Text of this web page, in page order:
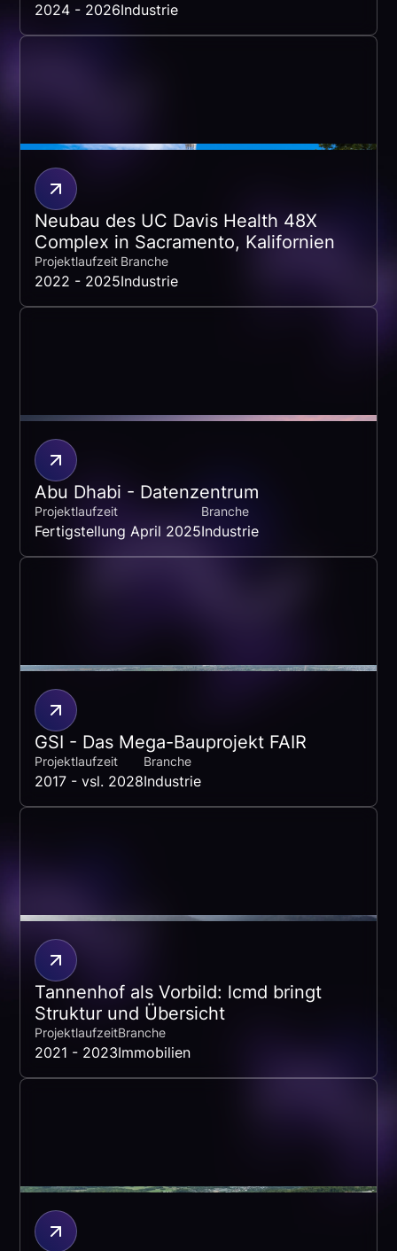
2024 - 2026Industrie
Neubau des UC Davis Health 48X
Complex in Sacramento, Kalifornien
Projektlaufzeit
2022 - 2025
Branche
Industrie
Abu Dhabi - Datenzentrum
Projektlaufzeit
Fertigstellung April 2025
Branche
Industrie
GSI - Das Mega-Bauprojekt FAIR
Projektlaufzeit
2017 - vsl. 2028
Branche
Industrie
Tannenhof als Vorbild: lcmd bringt
Struktur und Übersicht
Projektlaufzeit
2021 - 2023
Branche
Immobilien